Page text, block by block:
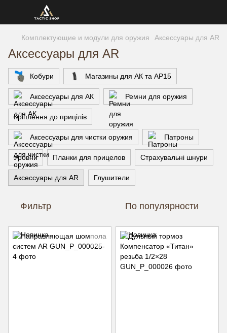
Комплектующие и модули для оружия Аксессуары для AR
Аксессуары для AR
Кобури Магазины для АК та АР15
Аксессуары для АК Ремни для оружия
Кріплення до прицілів
Аксессуары для чистки оружия Патроны
Уровни Планки для прицелов Страхувальні шнури
Аксессуары для AR Глушители
Фильтр По популярности